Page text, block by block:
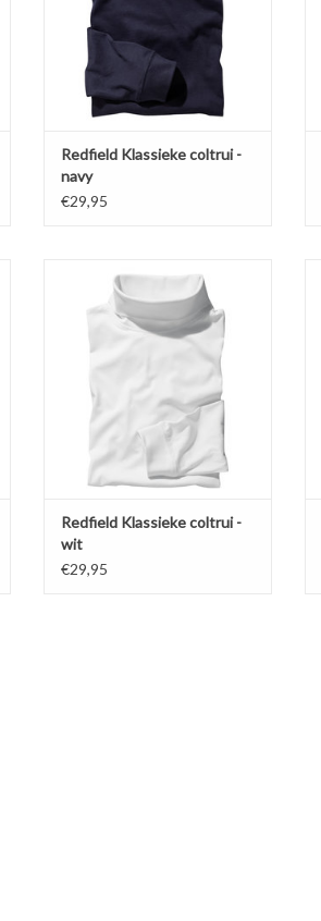
(antraciet 80%) met 3% elastan in
de col voor behoud pasvorm.
TOEVOEGEN AAN WINKELWAGEN
Redfield Klassieke coltrui -
navy
€29,95
elastische col van Redfield.
Verkrijgbaar in vier kleuren in de
maten 2XL t/m 8XL!
Gemaakt van 100% katoen
(antraciet 80%) met 3% elastan in
de col voor behoud pasvorm.
TOEVOEGEN AAN WINKELWAGEN
Redfield Klassieke coltrui -
wit
€29,95